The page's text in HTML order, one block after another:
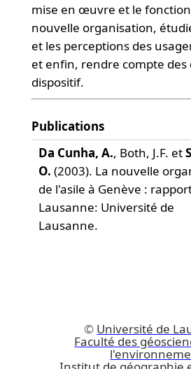
mise en œuvre et le
nouvelle organisation,
et les perceptions des
et enfin, rendre compte des
dispositif.
Publications
Da Cunha, A., Both, J.F. et
O. (2003). La nouvelle
de l'asile à Genève :
Lausanne: Université de
Lausanne.
© Université de
Faculté des